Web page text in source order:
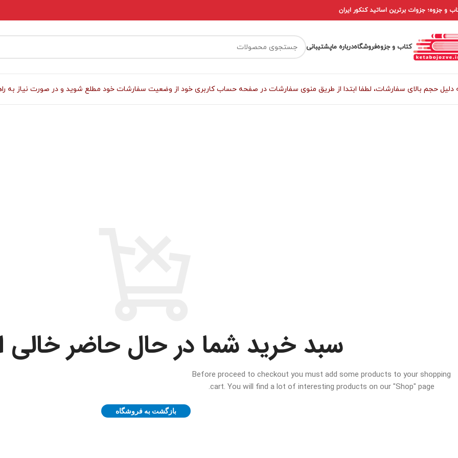
و جزوه؛ جزوات برترین اساتید کنکور ایران
کتاب و جزوهفروشگاهدرباره ماپشتیبانی
دلیل حجم بالای سفارشات، لطفا ابتدا از طریق منوی سفارشات در صفحه حساب کاربری خود از وضعیت سفارشات خود مطلع شوید و در صورت نیاز به
سبد خرید شما در حال حاضر
Before proceed to checkout you must add some products to your shopping
cart. You will find a lot of interesting products on our "Shop" page.
بازگشت به فروشگاه